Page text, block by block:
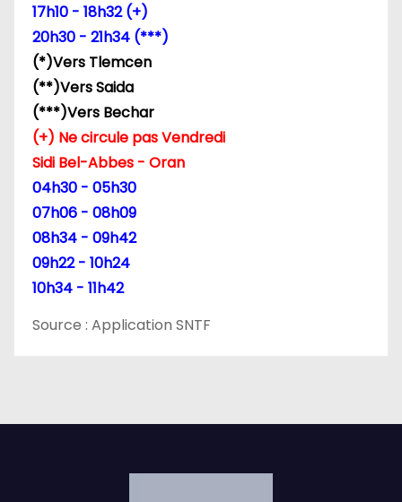
17h10 - 18h32 (+)
20h30 - 21h34 (***)
(*)Vers Tlemcen
(**)Vers Saida
(***)Vers Bechar
(+) Ne circule pas Vendredi
Sidi Bel-Abbes - Oran
04h30 - 05h30
07h06 - 08h09
08h34 - 09h42
09h22 - 10h24
10h34 - 11h42
Source : Application SNTF